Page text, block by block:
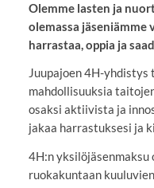
Olemme lasten ja
olemassa jäseniämme
harrastaa, oppia ja
Juupajoen 4H-yhdistys
mahdollisuuksia
osaksi aktiivista ja
jakaa harrastuksesi ja
4H:n yksilöjäsenmaksu
ruokakuntaan